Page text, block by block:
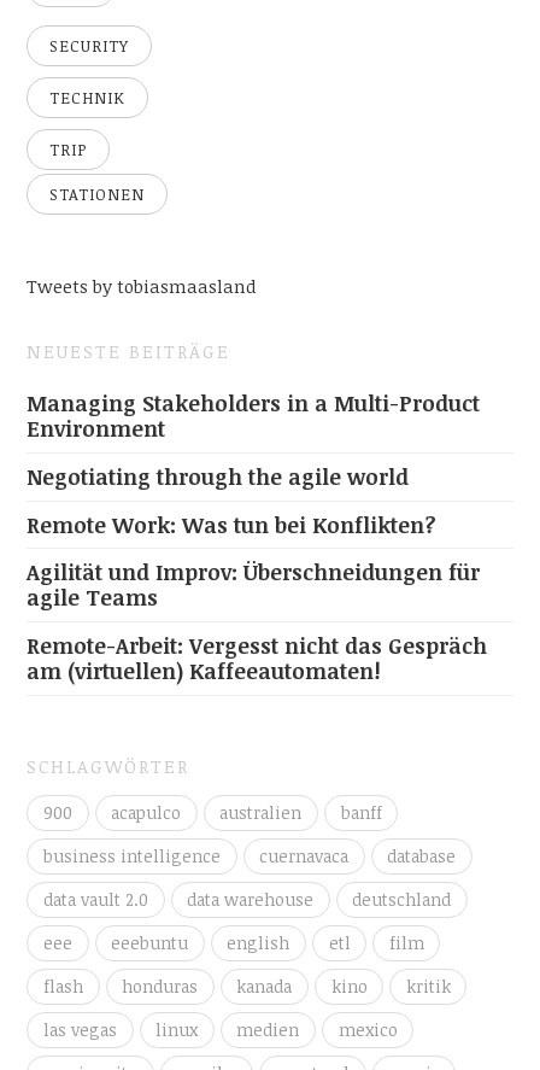
SECURITY
TECHNIK
TRIP
STATIONEN
Tweets by tobiasmaasland
NEUESTE BEITRÄGE
Managing Stakeholders in a Multi-Product
Environment
Negotiating through the agile world
Remote Work: Was tun bei Konflikten?
Agilität und Improv: Überschneidungen für
agile Teams
Remote-Arbeit: Vergesst nicht das Gespräch
am (virtuellen) Kaffeeautomaten!
SCHLAGWÖRTER
900 acapulco australien
banff
business intelligence
cuernavaca
database
data vault 2.0
data warehouse
deutschland
eee
eeebuntu english etl
film
flash
honduras kanada kino
kritik
las vegas
linux medien
mexico